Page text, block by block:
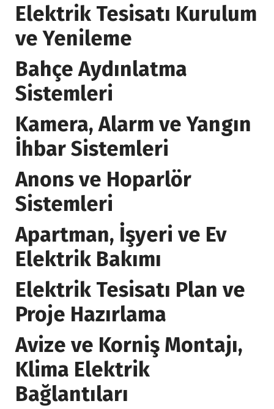
Elektrik Tesisatı Kurulum
ve Yenileme
Bahçe Aydınlatma
Sistemleri
Kamera, Alarm ve Yangın
İhbar Sistemleri
Anons ve Hoparlör
Sistemleri
Apartman, İşyeri ve Ev
Elektrik Bakımı
Elektrik Tesisatı Plan ve
Proje Hazırlama
Avize ve Korniş Montajı,
Klima Elektrik
Bağlantıları